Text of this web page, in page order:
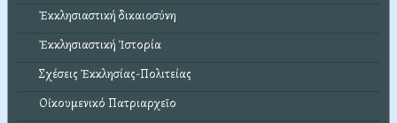
Ἐκκλησιαστική δικαιοσύνη
Ἐκκλησιαστική Ἱστορία
Σχέσεις Ἐκκλησίας-Πολιτείας
Οἰκουμενικό Πατριαρχεῖο